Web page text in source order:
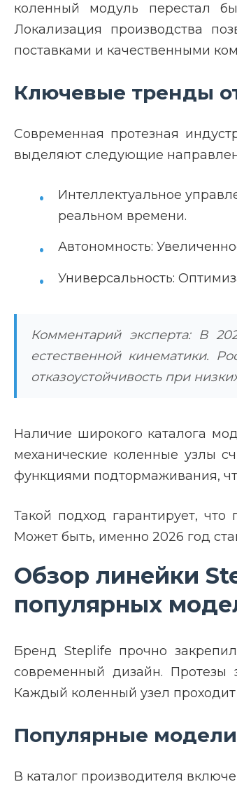
коленный модуль перестал
Локализация производства
поставками и качественными
Ключевые тренды
Современная протезная
выделяют следующие
Интеллектуальное
реальном времени.
Автономность:
Универсальность:
Комментарий эксперта: В
естественной кинематики.
отказоустойчивость при
Наличие широкого каталога
механические коленные узлы
функциями подтормаживания,
Такой подход гарантирует,
Может быть, именно 2026 год
Обзор линейки
популярных
Бренд Steplife прочно
современный дизайн. Протезы
Каждый коленный узел проходит
Популярные
В каталог производителя